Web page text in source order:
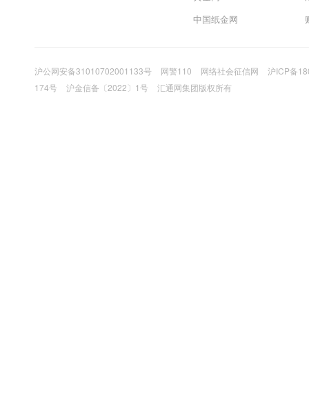
中国纸金网
沪公网安备31010702001133号 网警110 网络社会征信网
沪ICP备
174号
沪金信备〔2022〕1号 汇通网集团版权所有